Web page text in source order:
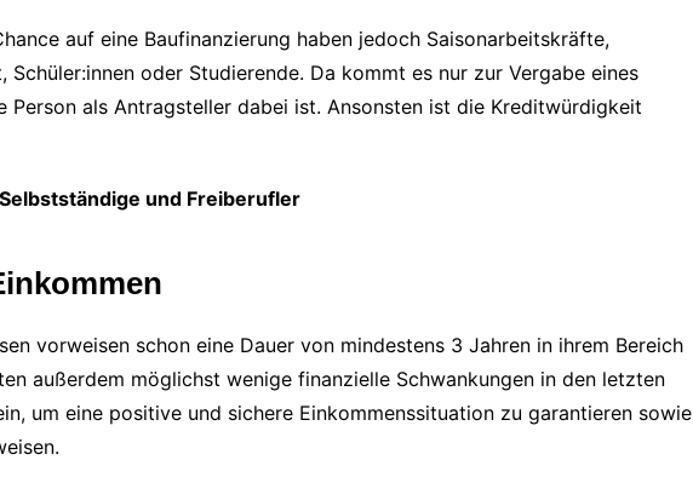
auf eine Baufinanzierung haben jedoch Saisonarbeitskräfte,
Schüler:innen oder Studierende. Da kommt es nur zur Vergabe eines
Person als Antragsteller dabei ist. Ansonsten ist die Kreditwürdigkeit
und Freiberufler
vorweisen schon eine Dauer von mindestens 3 Jahren in ihrem Bereich
außerdem möglichst wenige finanzielle Schwankungen in den letzten
um eine positive und sichere Einkommenssituation zu garantieren sowie